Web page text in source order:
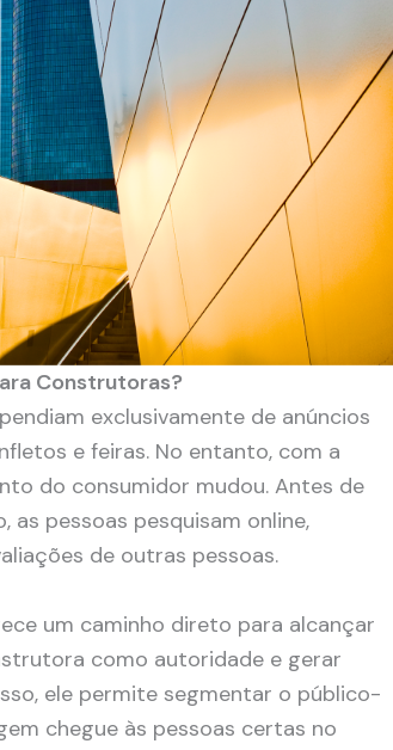
Construtoras?
exclusivamente de anúncios
e feiras. No entanto, com a
do consumidor mudou. Antes de
pessoas pesquisam online,
de outras pessoas.
um caminho direto para alcançar
como autoridade e gerar
ele permite segmentar o público-
chegue às pessoas certas no